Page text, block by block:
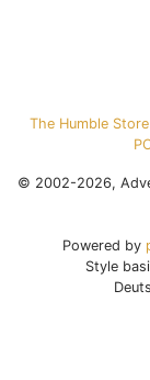
The Humble Store
© 2002-2026,
Powered by
Style